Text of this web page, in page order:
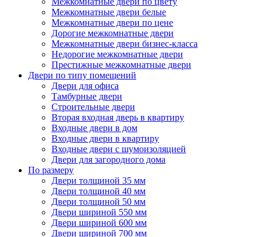
Межкомнатные двери белые
Межкомнатные двери по цене
Дорогие межкомнатные двери
Межкомнатные двери бизнес-класса
Недорогие межкомнатные двери
Престижные межкомнатные двери
Двери по типу помещений
Двери для офиса
Тамбурные двери
Строительные двери
Вторая входная дверь в квартиру
Входные двери в дом
Входные двери в квартиру
Входные двери с шумоизоляцией
Двери для загородного дома
По размеру
Двери толщиной 35 мм
Двери толщиной 40 мм
Двери толщиной 50 мм
Двери шириной 550 мм
Двери шириной 600 мм
Двери шириной 700 мм